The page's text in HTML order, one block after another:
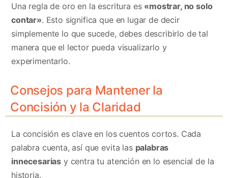
Una regla de oro en la escritura es «mostrar, no solo
contar». Esto significa que en lugar de decir
simplemente lo que sucede, debes describirlo de tal
manera que el lector pueda visualizarlo y
experimentarlo.
Consejos para Mantener la
Concisión y la Claridad
La concisión es clave en los cuentos cortos. Cada
palabra cuenta, así que evita las palabras
innecesarias y centra tu atención en lo esencial de la
historia.